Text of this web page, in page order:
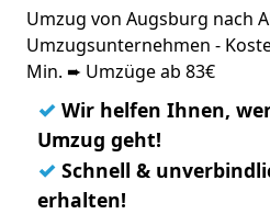
Umzug von Augsburg nach
Umzugsunternehmen -
Min. ➨ Umzüge ab 83€
✓ Wir helfen Ihnen,
Umzug geht!
✓ Schnell &
erhalten!